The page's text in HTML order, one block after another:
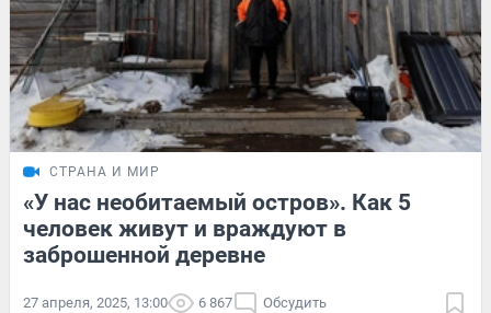
СТРАНА И МИР
«У нас необитаемый остров». Как 5
человек живут и враждуют в
заброшенной деревне
27 апреля, 2025, 13:00 6 867 Обсудить